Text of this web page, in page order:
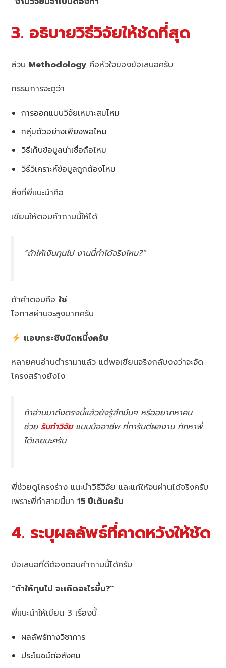
3. อธิบายวิธีวิจัยให้ชัดที่สุด
ส่วน Methodology คือหัวใจของข้อเสนอครับ
กรรมการจะดูว่า
การออกแบบวิจัยเหมาะสมไหม
กลุ่มตัวอย่างเพียงพอไหม
วิธีเก็บข้อมูลน่าเชื่อถือไหม
วิธีวิเคราะห์ข้อมูลถูกต้องไหม
สิ่งที่พี่แนะนำคือ
เขียนให้ตอบคำถามนี้ให้ได้
“ถ้าให้เงินทุนไป งานนี้ทำได้จริงไหม?”
ถ้าคำตอบคือใช่
โอกาสผ่านจะสูงมากครับ
แอบกระซิบนิดหนึ่งครับ
หลายคนอ่านตำรามาแล้ว แต่พอเขียนจริงกลับงงว่าจะจัด
โครงสร้างยังไง
ถ้าอ่านมาถึงตรงนี้แล้วยังรู้สึกมึนๆ หรืออยากหาคน
ช่วยรับทำวิจัยแบบมืออาชีพ ที่การันตีผลงาน ทักหาพี่
ได้เลยนะครับ
พี่ช่วยดูโครงร่าง แนะนำวิธีวิจัย และแก้ให้จนผ่านได้จริงครับ
เพราะพี่ทำสายนี้มา15 ปีเต็มครับ
4. ระบุผลลัพธ์ที่คาดหวังให้ชัด
ข้อเสนอที่ดีต้องตอบคำถามนี้ได้ครับ
“ถ้าให้ทุนไป จะเกิดอะไรขึ้น?”
พี่แนะนำให้เขียน 3 เรื่องนี้
ผลลัพธ์ทางวิชาการ
ประโยชน์ต่อสังคม